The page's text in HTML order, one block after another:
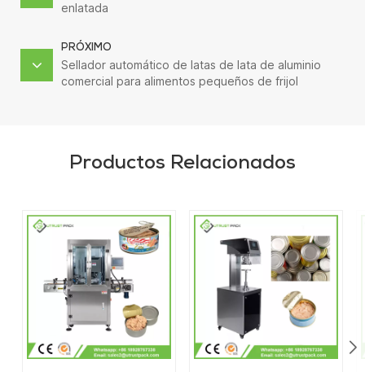
enlatada
PRÓXIMO
Sellador automático de latas de lata de aluminio
comercial para alimentos pequeños de frijol
Productos Relacionados